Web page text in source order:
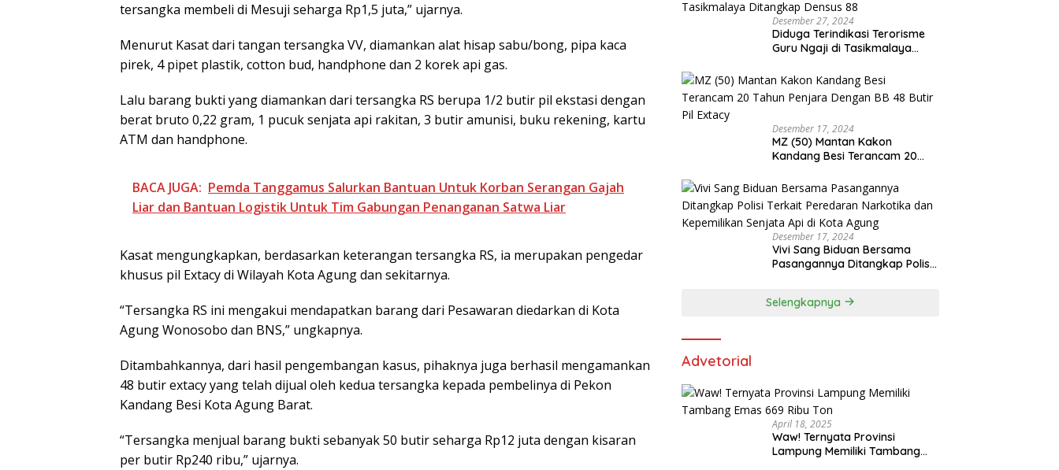
tersangka membeli di Mesuji seharga Rp1,5 juta,” ujarnya.
Menurut Kasat dari tangan tersangka VV, diamankan alat hisap sabu/bong, pipa kaca
pirek, 4 pipet plastik, cotton bud, handphone dan 2 korek api gas.
Lalu barang bukti yang diamankan dari tersangka RS berupa 1/2 butir pil ekstasi dengan
berat bruto 0,22 gram, 1 pucuk senjata api rakitan, 3 butir amunisi, buku rekening, kartu
ATM dan handphone.
BACA JUGA: Pemda Tanggamus Salurkan Bantuan Untuk Korban Serangan Gajah
Liar dan Bantuan Logistik Untuk Tim Gabungan Penanganan Satwa Liar
Kasat mengungkapkan, berdasarkan keterangan tersangka RS, ia merupakan pengedar
khusus pil Extacy di Wilayah Kota Agung dan sekitarnya.
“Tersangka RS ini mengakui mendapatkan barang dari Pesawaran diedarkan di Kota
Agung Wonosobo dan BNS,” ungkapnya.
Ditambahkannya, dari hasil pengembangan kasus, pihaknya juga berhasil mengamankan
48 butir extacy yang telah dijual oleh kedua tersangka kepada pembelinya di Pekon
Kandang Besi Kota Agung Barat.
“Tersangka menjual barang bukti sebanyak 50 butir seharga Rp12 juta dengan kisaran
per butir Rp240 ribu,” ujarnya.
Desember 27, 2024
Diduga Terindikasi Terorisme
Guru Ngaji di Tasikmalaya
Desember 17, 2024
MZ (50) Mantan Kakon
Kandang Besi Terancam 20
Butir Pil Extacy
Desember 17, 2024
Vivi Sang Biduan Bersama
Pasangannya Ditangkap Polisi
Kota Agung
Selengkapnya
Advetorial
April 18, 2025
Waw! Ternyata Provinsi
Lampung Memiliki Tambang